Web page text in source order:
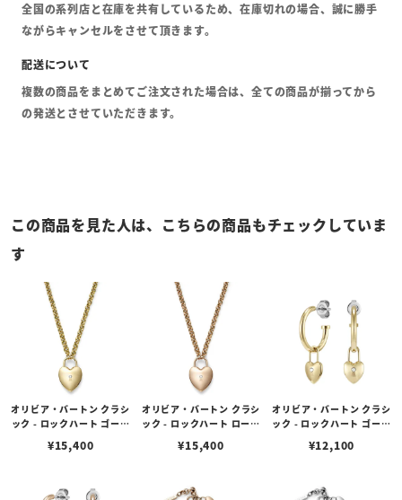
全国の系列店と在庫を共有しているため、在庫切れの場合、誠に勝手
ながらキャンセルをさせて頂きます。
複数の商品をまとめてご注文された場合は、全ての商品が揃ってから
の発送とさせていただきます。
この商品を見た人は、こちらの商品もチェックしていま
す
オリビア・バートン クラシ
ック - ロックハート ゴール
¥15,400
オリビア・バートン クラシ
ック - ロックハート ローズ
クレス
¥15,400
オリビア・バートン クラシ
ック - ロックハート ゴール
¥12,100